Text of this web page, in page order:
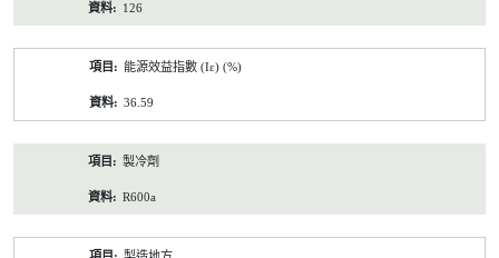
126
能源效益指數 (Iε) (%)
36.59
製冷劑
R600a